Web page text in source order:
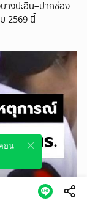
างปะอิน–ปากช่อง
2569 นี้
วิดีโอ
อน